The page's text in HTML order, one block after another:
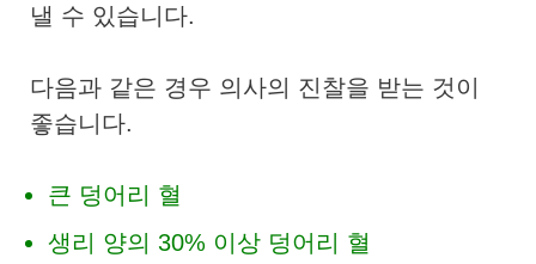
낼 수 있습니다.
다음과 같은 경우 의사의 진찰을 받는 것이
좋습니다.
큰 덩어리 혈
생리 양의 30% 이상 덩어리 혈